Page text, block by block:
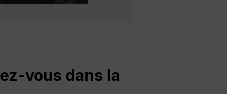
vous dans la